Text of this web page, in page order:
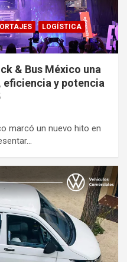
LOGÍSTICA
& Bus México una
eficiencia y potencia
marcó un nuevo hito en